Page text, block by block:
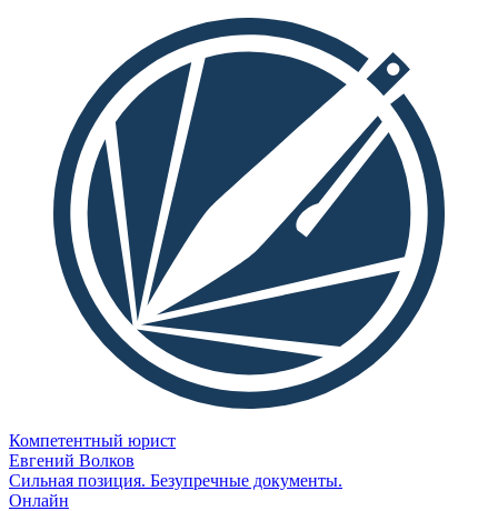
Компетентный юрист
Евгений Волков
Сильная позиция. Безупречные документы.
Онлайн